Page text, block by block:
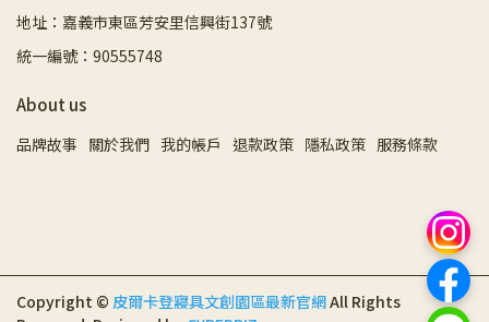
地址：嘉義市東區芳安里信興街137號
統一編號：90555748
About us
品牌故事 關於我們 我的帳戶 退款政策 隱私政策 服務條款
Copyright © 皮爾卡登寢具文創園區最新官網All Rights